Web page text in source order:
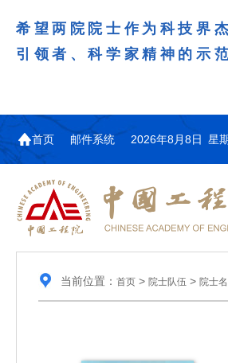
希望两院院士作为科技界
引领者、科学家精神的示
首页 邮件系统 2026年8月8日 星
当前位置： 首页> 院士队伍 > 院士